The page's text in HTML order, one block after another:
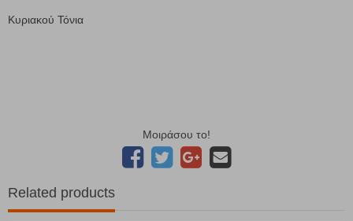
Κυριακού Τόνια
Μοιράσου το!
Related products